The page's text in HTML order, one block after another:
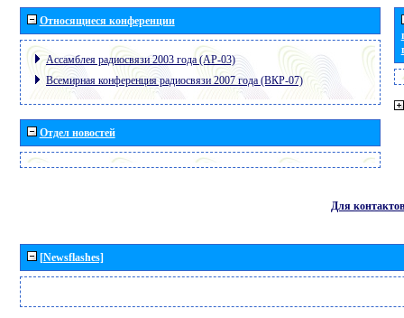
Относящиеся конференции
Ассамблея радиосвязи 2003 года (АР-03)
Всемирная конференция радиосвязи 2007 года (ВКР-07)
Отдел новостей
Для контактов
[Newsflashes]